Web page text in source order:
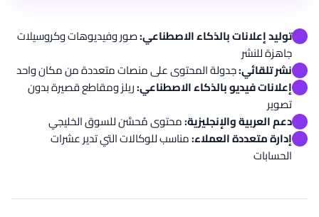
توليد إعلانات بالذكاء الاصطناعي:صور وفيديوهات وكروسيلات
جاهزة للنشر
نشر تلقائي:جدولة المحتوى على منصات متعددة من مكان واحد
إعلانات فيديو بالذكاء الاصطناعي:ريلز ومقاطع قصيرة بدون
تصوير
دعم العربية والإنجليزية:محتوى مُحسَّن للسوق الخليجي
إدارة متعددة العملاء:مناسب للوكالات التي تدير عشرات
الحسابات